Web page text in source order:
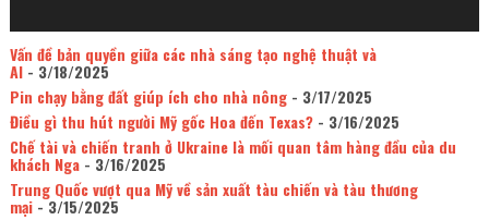
Vấn đề bản quyền giữa các nhà sáng tạo nghệ thuật và
AI- 3/18/2025
Pin chạy bằng đất giúp ích cho nhà nông- 3/17/2025
Điều gì thu hút người Mỹ gốc Hoa đến Texas?- 3/16/2025
Chế tài và chiến tranh ở Ukraine là mối quan tâm hàng đầu của du
khách Nga- 3/16/2025
Trung Quốc vượt qua Mỹ về sản xuất tàu chiến và tàu thương
mại- 3/15/2025